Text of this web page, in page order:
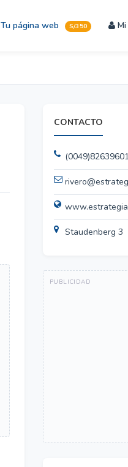
Tu página web S/350
CONTACTO
Staudenberg 3